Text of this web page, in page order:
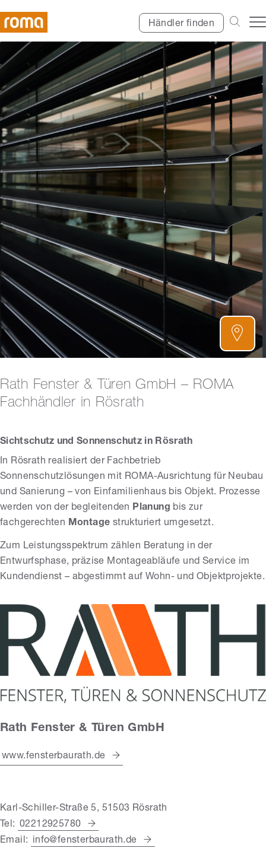
Händler finden
Rath Fenster & Türen GmbH – ROMA
Fachhändler in Rösrath
Sichtschutz und Sonnenschutz in Rösrath
In Rösrath realisiert der Fachbetrieb
Sonnenschutzlösungen mit ROMA-Ausrichtung für Neubau
und Sanierung – von Einfamilienhaus bis Objekt. Prozesse
werden von der begleitenden Planung bis zur
fachgerechten Montage strukturiert umgesetzt.
Zum Leistungsspektrum zählen Beratung in der
Entwurfsphase, präzise Montageabläufe und Service im
Kundendienst – abgestimmt auf Wohn- und Objektprojekte.
Rath Fenster & Türen GmbH
www.fensterbaurath.de
Karl-Schiller-Straße 5, 51503 Rösrath
Tel: 02212925780
Email:
info@fensterbaurath.de